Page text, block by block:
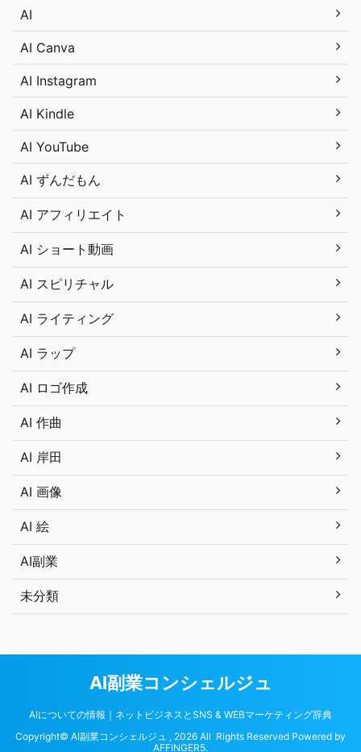
AI
AI Canva
AI Instagram
AI Kindle
AI YouTube
AI ずんだもん
AI アフィリエイト
AI ショート動画
AI スピリチャル
AI ライティング
AI ラップ
AI ロゴ作成
AI 作曲
AI 岸田
AI 画像
AI 絵
AI副業
未分類
AI副業コンシェルジュ
AIについての情報｜ネットビジネスとSNS & WEBマーケティング辞典
Copyright© AI副業コンシェルジュ , 2026 All Rights Reserved Powered by
AFFINGER5.